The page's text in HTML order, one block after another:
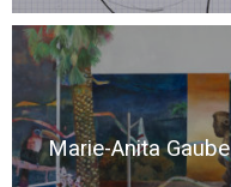
Marie-Anita Gaube